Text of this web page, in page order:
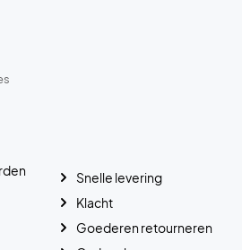
Snelle levering
Klacht
Goederen retourneren